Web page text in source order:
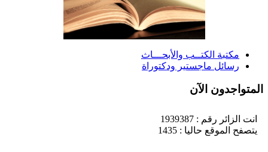
مكتبة الكتــب والأبحـــاث
رسائل ماجستير ودكتوراة
الآن
انت الزائر رقم : 1939387
يتصفح الموقع حاليا : 1435